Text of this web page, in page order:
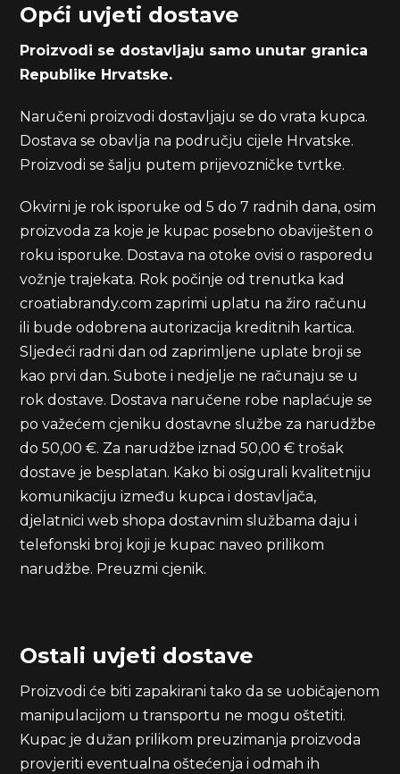
Opći uvjeti dostave
Proizvodi se dostavljaju samo unutar granica
Republike Hrvatske.
Naručeni proizvodi dostavljaju se do vrata kupca.
Dostava se obavlja na području cijele Hrvatske.
Proizvodi se šalju putem prijevozničke tvrtke.
Okvirni je rok isporuke od 5 do 7 radnih dana, osim
proizvoda za koje je kupac posebno obaviješten o
roku isporuke. Dostava na otoke ovisi o rasporedu
vožnje trajekata. Rok počinje od trenutka kad
croatiabrandy.com zaprimi uplatu na žiro računu
ili bude odobrena autorizacija kreditnih kartica.
Sljedeći radni dan od zaprimljene uplate broji se
kao prvi dan. Subote i nedjelje ne računaju se u
rok dostave. Dostava naručene robe naplaćuje se
po važećem cjeniku dostavne službe za narudžbe
do 50,00 €. Za narudžbe iznad 50,00 € trošak
dostave je besplatan. Kako bi osigurali kvalitetniju
komunikaciju između kupca i dostavljača,
djelatnici web shopa dostavnim službama daju i
telefonski broj koji je kupac naveo prilikom
narudžbe. Preuzmi cjenik.
Ostali uvjeti dostave
Proizvodi će biti zapakirani tako da se uobičajenom
manipulacijom u transportu ne mogu oštetiti.
Kupac je dužan prilikom preuzimanja proizvoda
provjeriti eventualna oštećenja i odmah ih